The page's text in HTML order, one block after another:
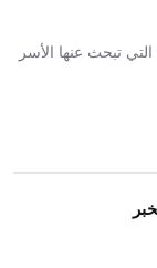
تبحث عنها الأسر